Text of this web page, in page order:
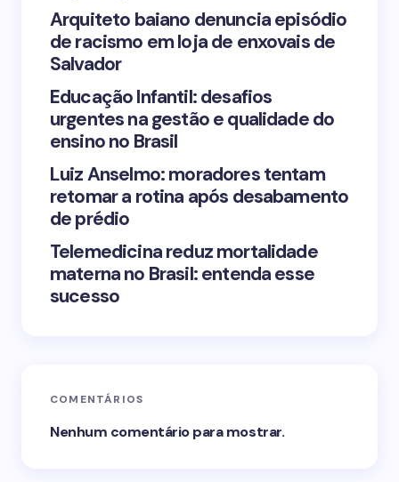
Save my name and email in this browser for the
Submit Comment
Arquiteto baiano denuncia episódio
de racismo em loja de enxovais de
Salvador
Educação Infantil: desafios
urgentes na gestão e qualidade do
ensino no Brasil
Luiz Anselmo: moradores tentam
retomar a rotina após desabamento
de prédio
Telemedicina reduz mortalidade
materna no Brasil: entenda esse
sucesso
COMENTÁRIOS
Nenhum comentário para mostrar.